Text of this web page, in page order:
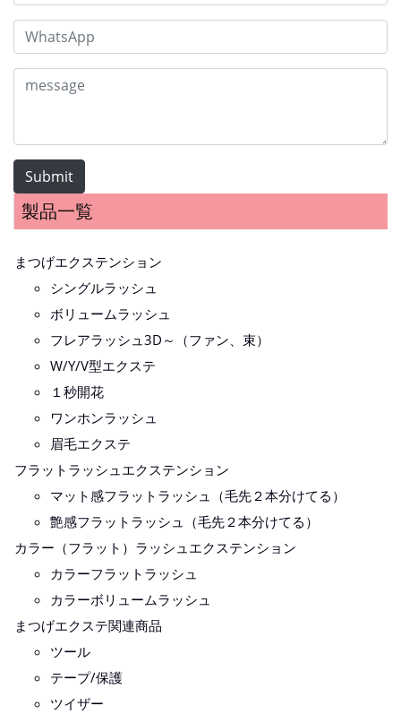
Submit
製品一覧
まつげエクステンション
シングルラッシュ
ボリュームラッシュ
フレアラッシュ3D～（ファン、束）
W/Y/V型エクステ
１秒開花
ワンホンラッシュ
眉毛エクステ
フラットラッシュエクステンション
マット感フラットラッシュ（毛先２本分けてる）
艶感フラットラッシュ（毛先２本分けてる）
カラー（フラット）ラッシュエクステンション
カラーフラットラッシュ
カラーボリュームラッシュ
まつげエクステ関連商品
ツール
テープ/保護
ツイザー